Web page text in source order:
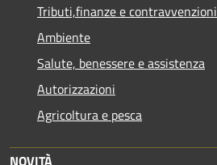
Tributi,finanze e contravvenzioni
Ambiente
Salute, benessere e assistenza
Autorizzazioni
Agricoltura e pesca
NOVITÀ